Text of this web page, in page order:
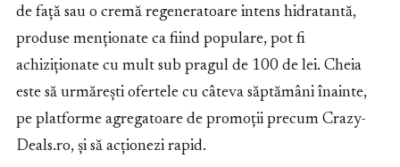
de față sau o cremă regeneratoare intens hidratantă,
produse menționate ca fiind populare, pot fi
achiziționate cu mult sub pragul de 100 de lei. Cheia
este să urmărești ofertele cu câteva săptămâni înainte,
pe platforme agregatoare de promoții precum Crazy-
Deals.ro, și să acționezi rapid.